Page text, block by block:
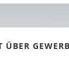
ÜBER